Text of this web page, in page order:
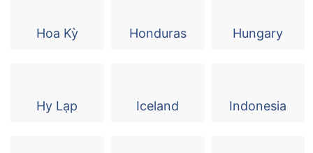
Hoa Kỳ Honduras Hungary
Hy Lạp Iceland Indonesia